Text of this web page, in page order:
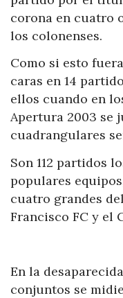
corona en cuatro
los colonenses.
Como si esto
caras en 14
ellos cuando en
Apertura 2003 se
cuadrangulares
Son 112 partidos
populares
cuatro grandes
Francisco FC y el
En la
conjuntos se